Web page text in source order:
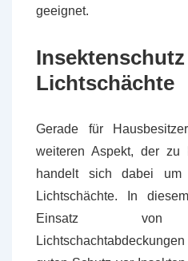
geeignet.
Lichtschächte
Gerade für
weiteren Aspekt, der zu
handelt sich dabei um
Lichtschächte. In
Einsatz von